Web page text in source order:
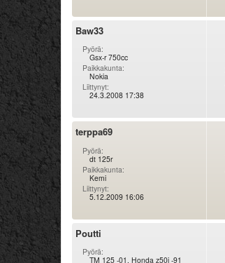
Baw33
Pyörä:
Gsx-r 750cc
Paikkakunta:
Nokia
Liittynyt:
24.3.2008 17:38
terppa69
Pyörä:
dt 125r
Paikkakunta:
Kemi
Liittynyt:
5.12.2009 16:06
Poutti
Pyörä:
TM 125 -01, Honda z50j -91